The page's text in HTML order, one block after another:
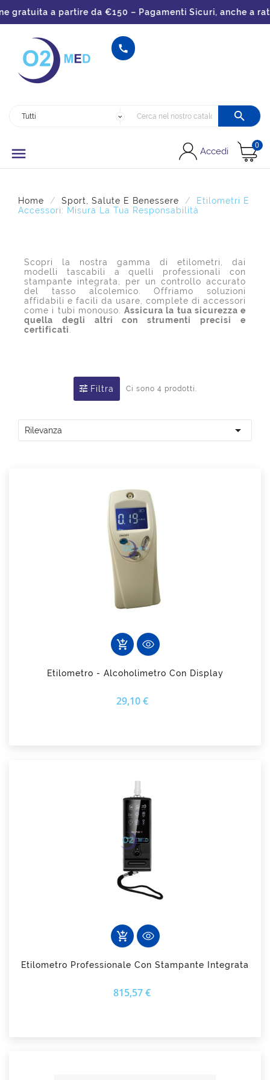
a partire da €150 – Pagamenti Sicuri, anche a rate


 Accedi
0
Home Sport, Salute E Benessere
Etilometri E
Accessori: Misura La Tua Responsabilità
Scopri la nostra gamma di etilometri, dai
modelli tascabili a quelli professionali con
stampante integrata, per un controllo accurato
del tasso alcolemico. Offriamo soluzioni
affidabili e facili da usare, complete di accessori
come i tubi monouso. Assicura la tua sicurezza e
quella degli altri con strumenti precisi e
certificati
Filtra Ci sono 4 prodotti.
Rilevanza 
add_shopping_cart
Etilometro - Alcoholimetro Con Display
29,10 €
add_shopping_cart
Etilometro Professionale Con Stampante Integrata
815,57 €